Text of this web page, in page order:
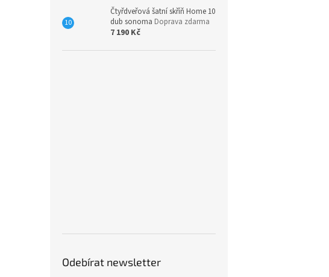
Čtyřdveřová šatní skříň Home 10
dub sonoma Doprava zdarma
7 190 Kč
Odebírat newsletter